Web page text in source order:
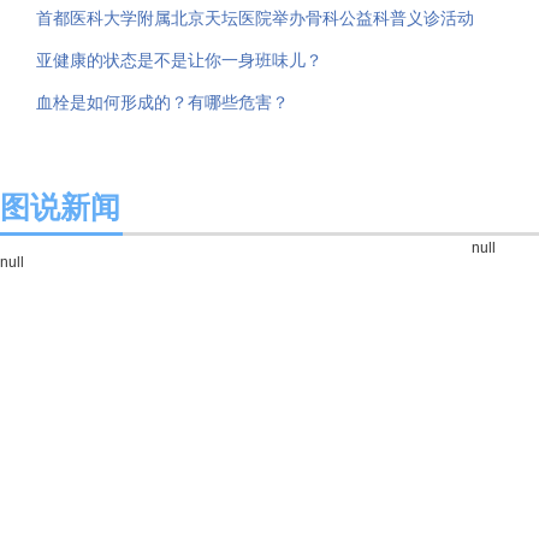
首都医科大学附属北京天坛医院举办骨科公益科普义诊活动
亚健康的状态是不是让你一身班味儿？
血栓是如何形成的？有哪些危害？
图说新闻
null
null